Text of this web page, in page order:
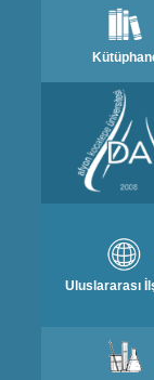
Uluslararası